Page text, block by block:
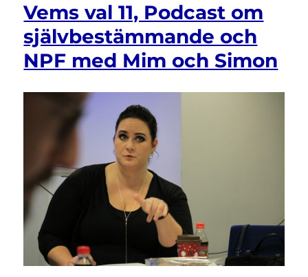
Vems val 11, Podcast om
självbestämmande och
NPF med Mim och Simon